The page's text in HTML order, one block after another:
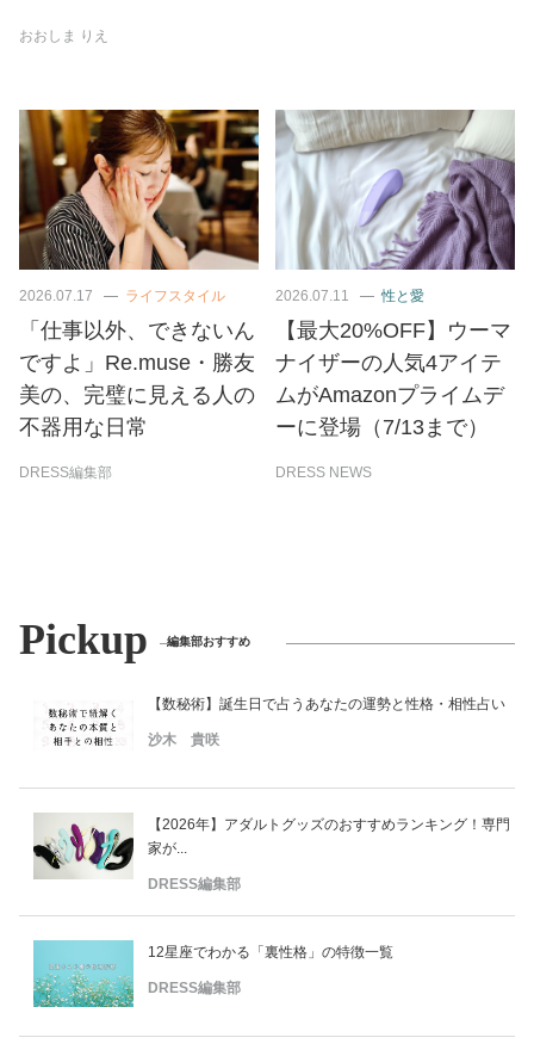
おおしま りえ
2026.07.17 ライフスタイル
「仕事以外、できないん
ですよ」Re.muse・勝友
美の、完璧に見える人の
不器用な日常
DRESS編集部
2026.07.11 性と愛
【最大20%OFF】ウーマ
ナイザーの人気4アイテ
ムがAmazonプライムデ
ーに登場（7/13まで）
DRESS NEWS
Pickup 編集部おすすめ
【数秘術】誕生日で占うあなたの運勢と性格・相性占い
沙木 貴咲
【2026年】アダルトグッズのおすすめランキング！専門
家が...
DRESS編集部
12星座でわかる「裏性格」の特徴一覧
DRESS編集部